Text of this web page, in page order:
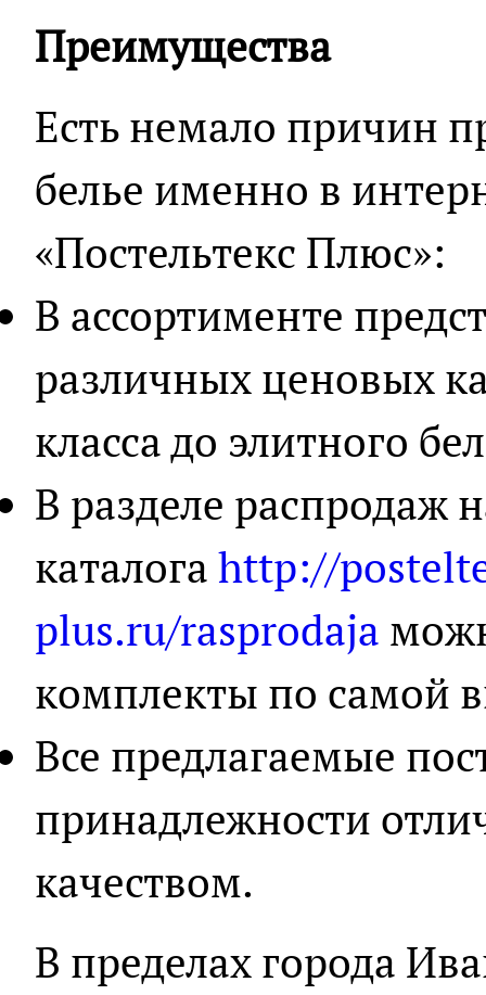
Преимущества
Есть немало причин
белье именно в
«Постельтекс Плюс»:
В ассортименте
различных ценовых
класса до элитного
В разделе распродаж
каталогаhttp://
plus.ru/rasprodaja
комплекты по самой
Все предлагаемые
принадлежности
качеством.
В пределах города